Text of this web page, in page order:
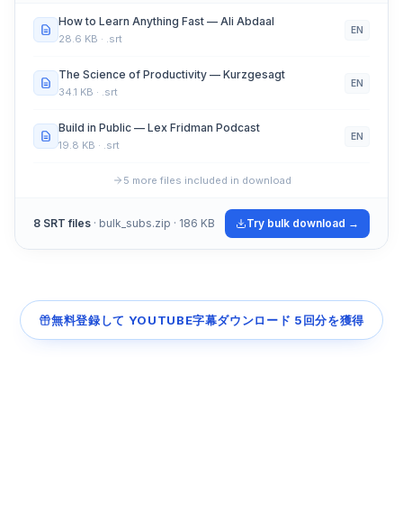
How to Learn Anything Fast — Ali Abdaal
28.6 KB · .srt
EN
The Science of Productivity — Kurzgesagt
34.1 KB · .srt
EN
Build in Public — Lex Fridman Podcast
19.8 KB · .srt
EN
5 more files included in download
8 SRT files · bulk_subs.zip · 186 KB Try bulk download →
無料登録して YOUTUBE字幕ダウンロード 5回分を獲得